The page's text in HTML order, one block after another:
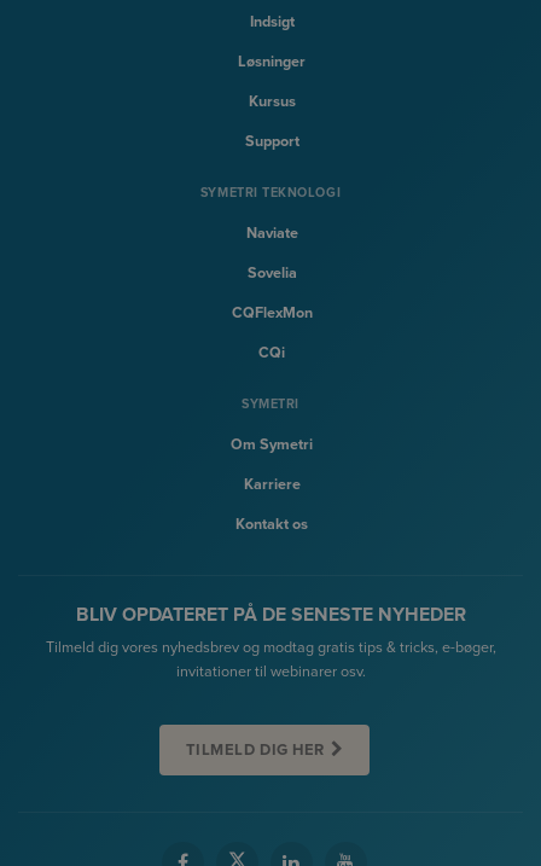
Indsigt
Løsninger
Kursus
Support
SYMETRI TEKNOLOGI
Naviate
Sovelia
CQFlexMon
CQi
SYMETRI
Om Symetri
Karriere
Kontakt os
BLIV OPDATERET PÅ DE SENESTE NYHEDER
Tilmeld dig vores nyhedsbrev og modtag gratis tips & tricks, e-bøger,
invitationer til webinarer osv.
TILMELD DIG HER